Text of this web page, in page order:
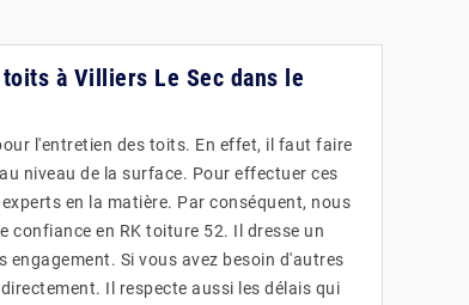
à Villiers Le Sec dans le
l'entretien des toits. En effet, il faut faire
niveau de la surface. Pour effectuer ces
en la matière. Par conséquent, nous
confiance en RK toiture 52. Il dresse un
Si vous avez besoin d'autres
Il respecte aussi les délais qui